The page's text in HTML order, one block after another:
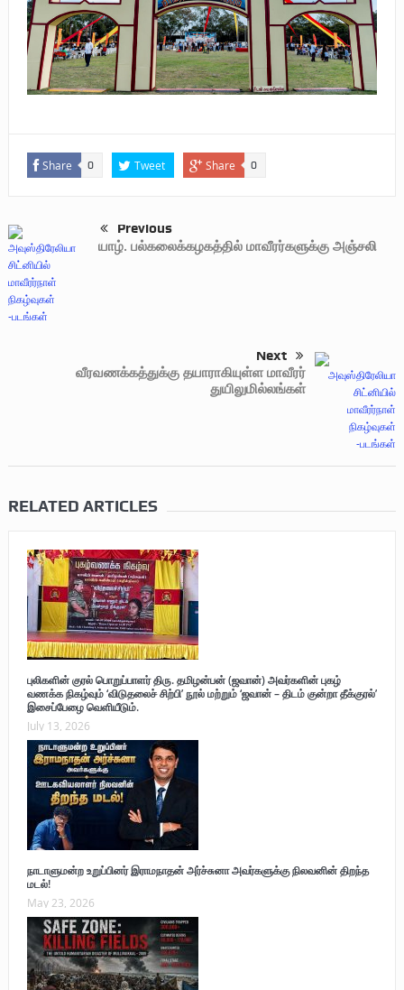
திறந்த மடல்!
Share 0 Tweet Share 0
Previous
யாழ். பல்கலைக்கழகத்தில் மாவீரர்களுக்கு அஞ்சலி
Next
வீரவணக்கத்துக்கு தயாராகியுள்ள மாவீரர்
துயிலுமில்லங்கள்
RELATED ARTICLES
புலிகளின் குரல் பொறுப்பாளர் திரு. தமிழன்பன் (ஜவான்) அவர்களின் புகழ்
வணக்க நிகழ்வும் ‘விடுதலைச் சிற்பி’ நூல் மற்றும் ‘ஜவான் – திடம் குன்றா தீக்குரல்’
இசைப்பேழை வெளியீடும்.
July 13, 2026
நாடாளுமன்ற உறுப்பினர் இராமநாதன் அர்ச்சுனா அவர்களுக்கு நிலவனின் திறந்த
மடல்!
May 23, 2026